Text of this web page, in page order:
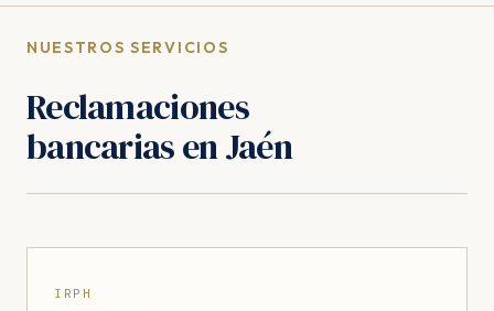
NUESTROS SERVICIOS
Reclamaciones
bancarias en Jaén
IRPH